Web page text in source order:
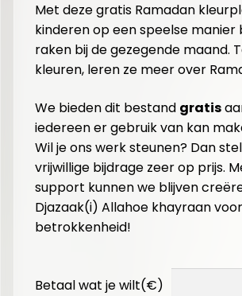
Met deze gratis Ramadan
kinderen op een speelse
raken bij de gezegende maand.
kleuren, leren ze meer over
We bieden dit bestand gratis
iedereen er gebruik van kan
Wil je ons werk steunen? Dan
vrijwillige bijdrage zeer op prijs.
support kunnen we blijven
Djazaak(i) Allahoe khayraan
betrokkenheid!
Betaal wat je wilt(€)